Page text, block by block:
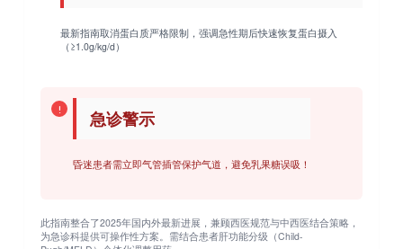
最新指南取消蛋白质严格限制，强调急性期后快速恢复蛋白摄入
（≥1.0g/kg/d）
急诊警示
昏迷患者需立即气管插管保护气道，避免乳果糖误吸！
此指南整合了2025年国内外最新进展，兼顾西医规范与中西医结合策略，
为急诊科提供可操作性方案。需结合患者肝功能分级（Child-